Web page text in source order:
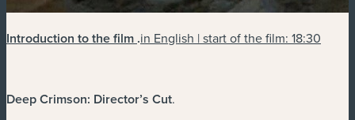
Introduction to the film .in English | start of the film: 18:30
Deep Crimson: Director’s Cut.